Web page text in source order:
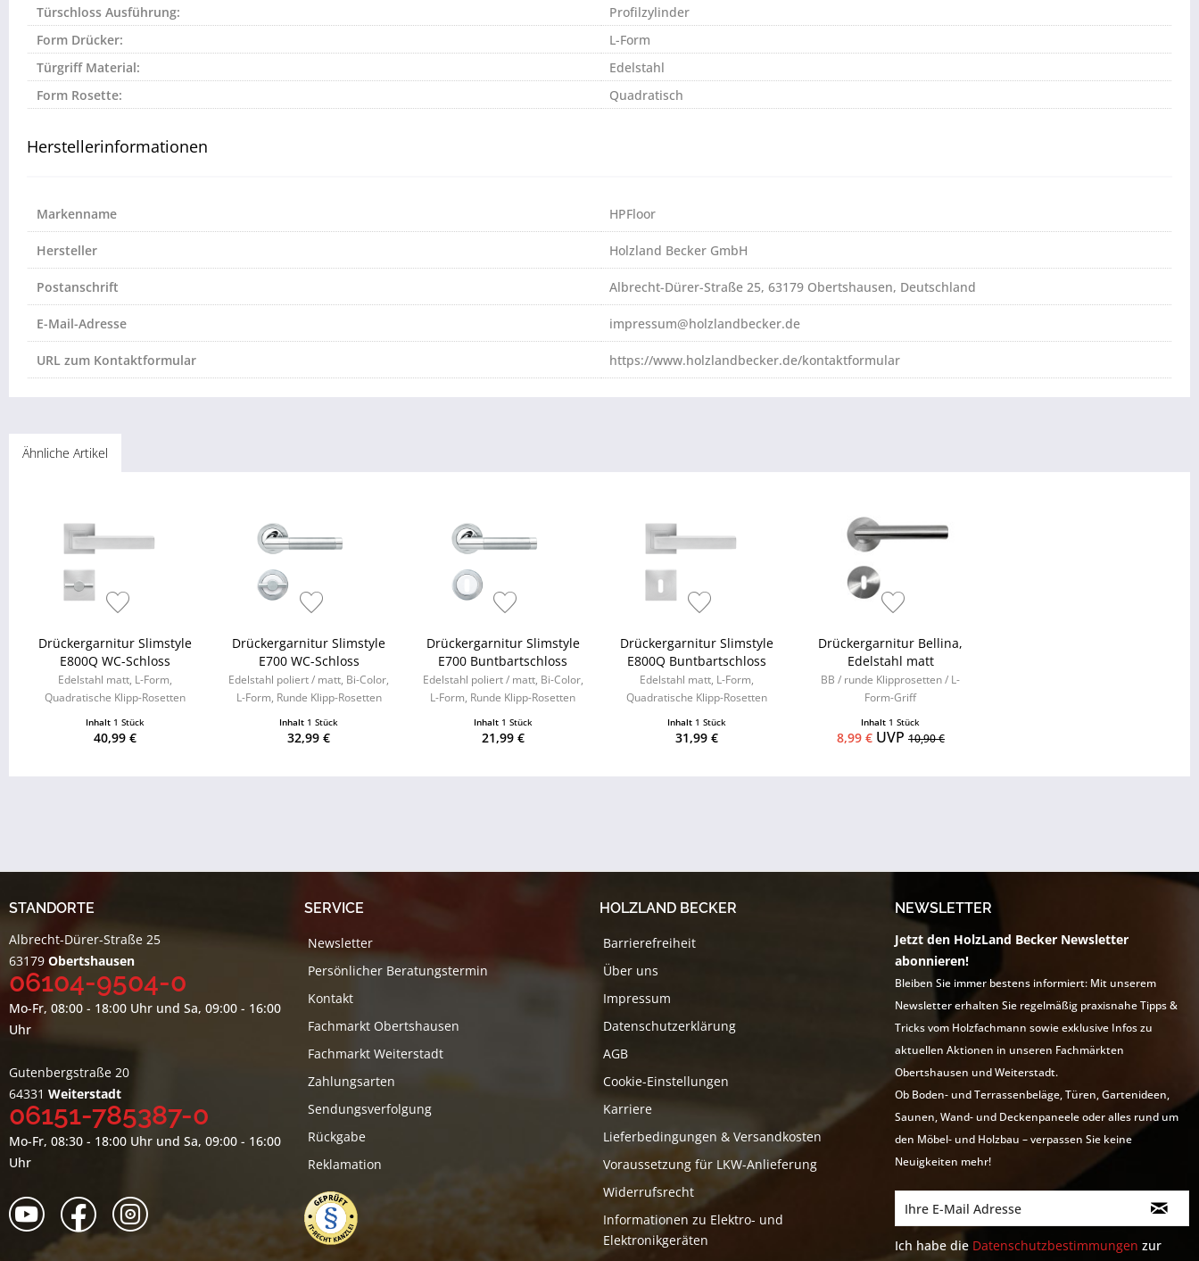
Türschloss Ausführung:
Profilzylinder
Form Drücker:
L-Form
Türgriff Material:
Edelstahl
Form Rosette:
Quadratisch
Herstellerinformationen
Markenname HPFloor
Hersteller Holzland Becker GmbH
Postanschrift Albrecht-Dürer-Straße 25, 63179 Obertshausen, Deutschland
E-Mail-Adresse impressum@holzlandbecker.de
URL zum Kontaktformular https://www.holzlandbecker.de/kontaktformular
Ähnliche Artikel
Drückergarnitur Slimstyle
E800Q WC-Schloss
Edelstahl matt, L-Form,
Quadratische Klipp-Rosetten
Inhalt 1 Stück
40,99 €
Drückergarnitur Slimstyle
E700 WC-Schloss
Edelstahl poliert / matt, Bi-Color,
L-Form, Runde Klipp-Rosetten
Inhalt 1 Stück
32,99 €
Drückergarnitur Slimstyle
E700 Buntbartschloss
Edelstahl poliert / matt, Bi-Color,
L-Form, Runde Klipp-Rosetten
Inhalt 1 Stück
21,99 €
Drückergarnitur Slimstyle
E800Q Buntbartschloss
Edelstahl matt, L-Form,
Quadratische Klipp-Rosetten
Inhalt 1 Stück
31,99 €
Drückergarnitur Bellina,
Edelstahl matt
BB / runde Klipprosetten / L-
Form-Griff
Inhalt 1 Stück
8,99 €UVP 10,90 €
STANDORTE
Albrecht-Dürer-Straße 25
63179 Obertshausen
06104-9504-0
Mo-Fr, 08:00 - 18:00 Uhr und Sa, 09:00 - 16:00
Uhr
Gutenbergstraße 20
64331 Weiterstadt
06151-785387-0
Mo-Fr, 08:30 - 18:00 Uhr und Sa, 09:00 - 16:00
Uhr
SERVICE
Newsletter
Persönlicher Beratungstermin
Kontakt
Fachmarkt Obertshausen
Fachmarkt Weiterstadt
Zahlungsarten
Sendungsverfolgung
Rückgabe
Reklamation
HOLZLAND BECKER
Barrierefreiheit
Über uns
Impressum
Datenschutzerklärung
AGB
Cookie-Einstellungen
Karriere
Lieferbedingungen & Versandkosten
Voraussetzung für LKW-Anlieferung
Widerrufsrecht
Informationen zu Elektro- und
Elektronikgeräten
NEWSLETTER
Jetzt den HolzLand Becker Newsletter
abonnieren!
Bleiben Sie immer bestens informiert: Mit unserem
Newsletter erhalten Sie regelmäßig praxisnahe Tipps &
Tricks vom Holzfachmann sowie exklusive Infos zu
aktuellen Aktionen in unseren Fachmärkten
Obertshausen und Weiterstadt.
Ob Boden- und Terrassenbeläge, Türen, Gartenideen,
Saunen, Wand- und Deckenpaneele oder alles rund um
den Möbel- und Holzbau – verpassen Sie keine
Neuigkeiten mehr!
Ich habe die Datenschutzbestimmungen zur